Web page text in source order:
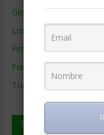
Glosario Inglés – Español
Los mejores MBA
Firmas de Gerencia
Formación de Gerencia
Todos los Temas
Temas de